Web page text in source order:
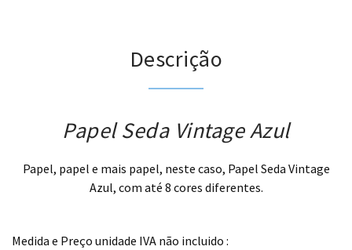
Descrição
Papel Seda Vintage Azul
Papel, papel e mais papel, neste caso, Papel Seda Vintage
Azul, com até 8 cores diferentes.
Medida e Preço unidade IVA não incluido :